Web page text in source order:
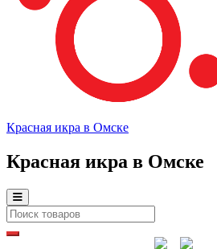
Красная икра в Омске
Красная икра в Омске